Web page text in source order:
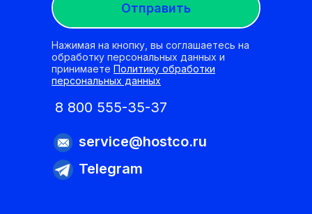
Отправить
Нажимая на кнопку, вы соглашаетесь на
обработку персональных данных и
принимаете Политику обработки
персональных данных
service@hostco.ru
Telegram
8 800 555-35-37